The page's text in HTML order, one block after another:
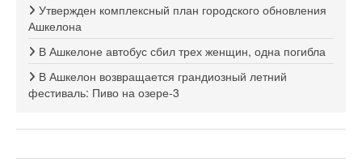
Утвержден комплексный план городского обновления
Ашкелона
В Ашкелоне автобус сбил трех женщин, одна погибла
В Ашкелон возвращается грандиозный летний
фестиваль: Пиво на озере-3